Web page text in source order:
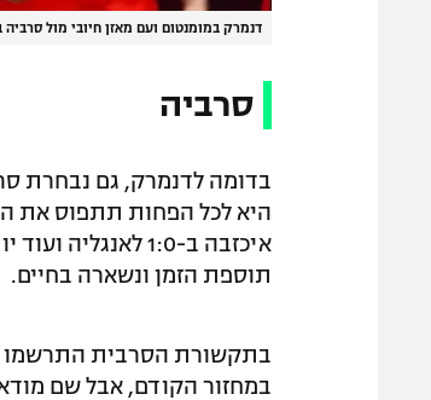
דנמרק במומנטום ועם מאזן חיובי מול סרביה
סרביה
בדומה לדנמרק, גם נבחרת
היא לכל הפחות תתפוס את
תוספת הזמן ונשארה בחיים.
בתקשורת הסרבית התרשמו
במחזור הקודם, אבל שם